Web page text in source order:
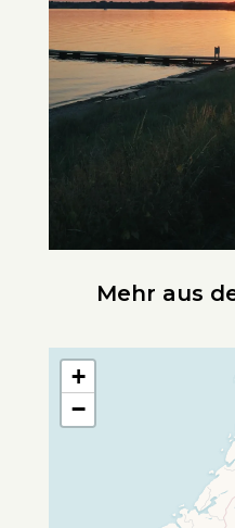
Mehr aus
+
−